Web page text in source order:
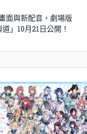
面與新配音，劇場版
」10月21日公開！